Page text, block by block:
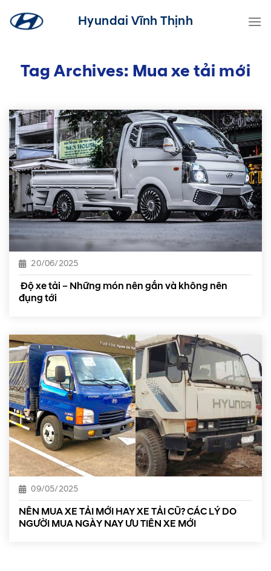
Hyundai Vĩnh Thịnh
Tag Archives: Mua xe tải mới
Độ xe tải – Những món nên gắn và không nên
đụng tới
20/06/2025
NÊN MUA XE TẢI MỚI HAY XE TẢI CŨ? CÁC LÝ DO
NGƯỜI MUA NGÀY NAY ƯU TIÊN XE MỚI
09/05/2025